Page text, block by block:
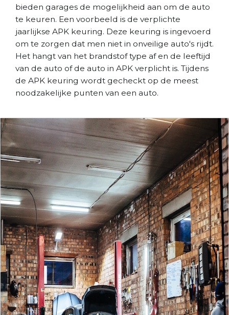
bieden garages de mogelijkheid aan om de auto
te keuren. Een voorbeeld is de verplichte
jaarlijkse APK keuring. Deze keuring is ingevoerd
om te zorgen dat men niet in onveilige auto's rijdt.
Het hangt van het brandstof type af en de leeftijd
van de auto of de auto in APK verplicht is. Tijdens
de APK keuring wordt gecheckt op de meest
noodzakelijke punten van een auto.